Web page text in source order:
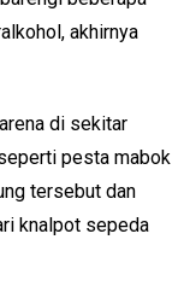
akhirnya
di sekitar
pesta mabok
tersebut dan
knalpot sepeda